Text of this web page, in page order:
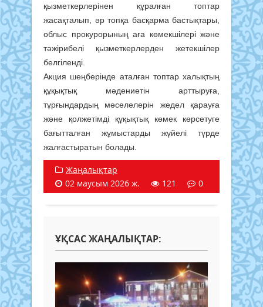
қызметкерлерінен құралған топтар
жасақталып, әр топқа басқарма бастықтары,
облыс прокурорының аға көмекшілері және
тәжірибелі қызметкерлерден жетекшілер
белгіленді.
Акция шеңберінде аталған топтар халықтың
құқықтық мәдениетін арттыруға,
тұрғындардың мәселелерін жедел қарауға
және қолжетімді құқықтық көмек көрсетуге
бағытталған жұмыстарды жүйелі түрде
жалғастыратын болады.
Жаңалықтар
02 маусым 2026 ж.
121 0
ҰҚСАС ЖАҢАЛЫҚТАР: